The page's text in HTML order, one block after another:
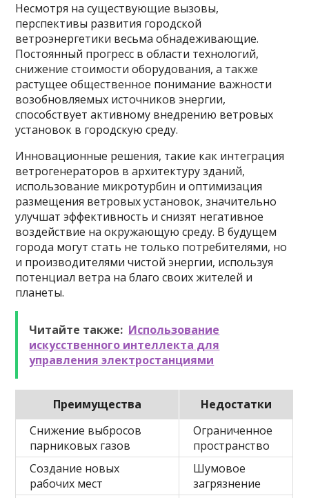
Несмотря на существующие вызовы,
перспективы развития городской
ветроэнергетики весьма обнадеживающие.
Постоянный прогресс в области технологий,
снижение стоимости оборудования, а также
растущее общественное понимание важности
возобновляемых источников энергии,
способствует активному внедрению ветровых
установок в городскую среду.
Инновационные решения, такие как интеграция
ветрогенераторов в архитектуру зданий,
использование микротурбин и оптимизация
размещения ветровых установок, значительно
улучшат эффективность и снизят негативное
воздействие на окружающую среду. В будущем
города могут стать не только потребителями, но
и производителями чистой энергии, используя
потенциал ветра на благо своих жителей и
планеты.
Читайте также: Использование
искусственного интеллекта для
управления электростанциями
Преимущества
Недостатки
Снижение выбросов
парниковых газов
Ограниченное
пространство
Создание новых
рабочих мест
Шумовое
загрязнение